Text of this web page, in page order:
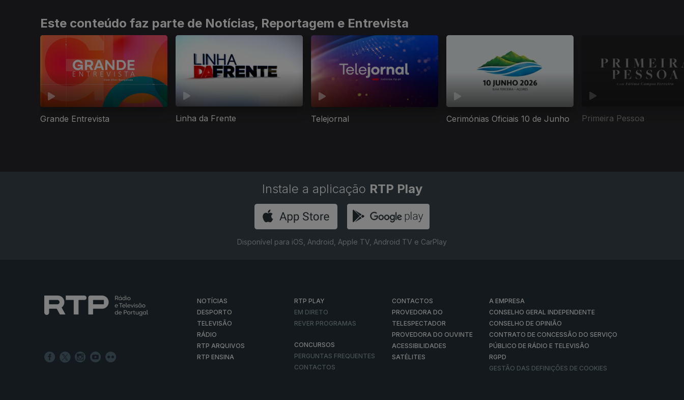
Este conteúdo faz parte de Notícias, Reportagem e Entrevista
Grande Entrevista Linha da Frente Telejornal Cerimónias Oficiais 10 de Junho Primeira Pessoa
Instale a aplicação RTP Play
Disponível para iOS, Android, Apple TV, Android TV e CarPlay
NOTÍCIAS
DESPORTO
TELEVISÃO
RÁDIO
RTP ARQUIVOS
RTP ENSINA
RTP PLAY
EM DIRETO
REVER PROGRAMAS
CONCURSOS
PERGUNTAS FREQUENTES
CONTACTOS
CONTACTOS
PROVEDORA DO
TELESPECTADOR
PROVEDORA DO OUVINTE
ACESSIBILIDADES
SATÉLITES
A EMPRESA
CONSELHO GERAL INDEPENDENTE
CONSELHO DE OPINIÃO
CONTRATO DE CONCESSÃO DO SERVIÇO
PÚBLICO DE RÁDIO E TELEVISÃO
RGPD
GESTÃO DAS DEFINIÇÕES DE COOKIES